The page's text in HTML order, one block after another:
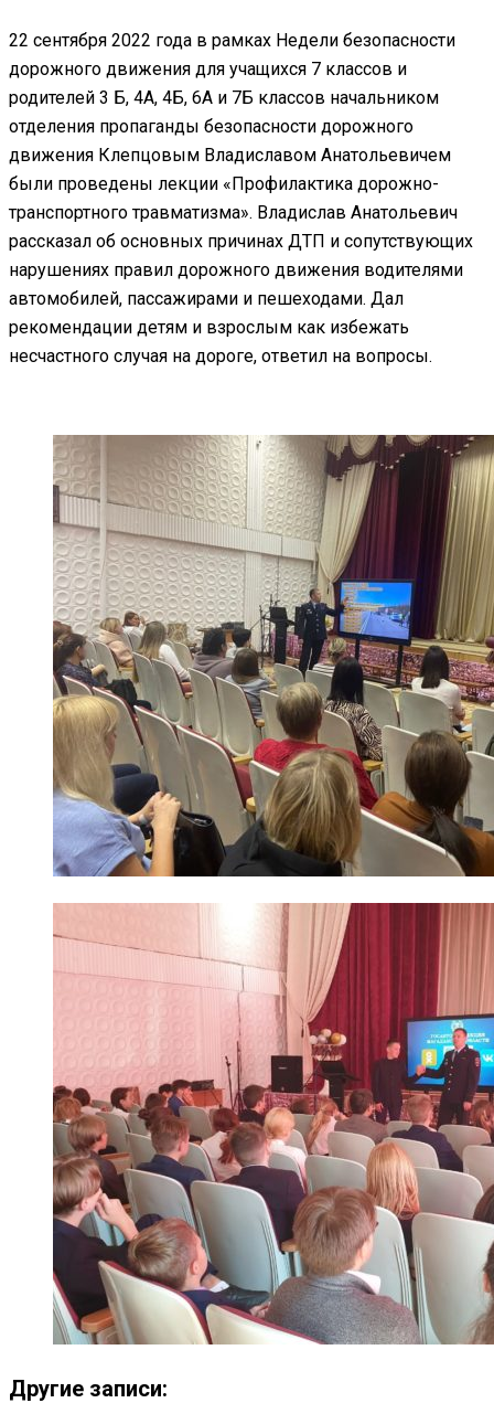
22 сентября 2022 года в рамках Недели безопасности
дорожного движения для учащихся 7 классов и
родителей 3 Б, 4А, 4Б, 6А и 7Б классов начальником
отделения пропаганды безопасности дорожного
движения Клепцовым Владиславом Анатольевичем
были проведены лекции «Профилактика дорожно-
транспортного травматизма». Владислав Анатольевич
рассказал об основных причинах ДТП и сопутствующих
нарушениях правил дорожного движения водителями
автомобилей, пассажирами и пешеходами. Дал
рекомендации детям и взрослым как избежать
несчастного случая на дороге, ответил на вопросы.
Другие записи: